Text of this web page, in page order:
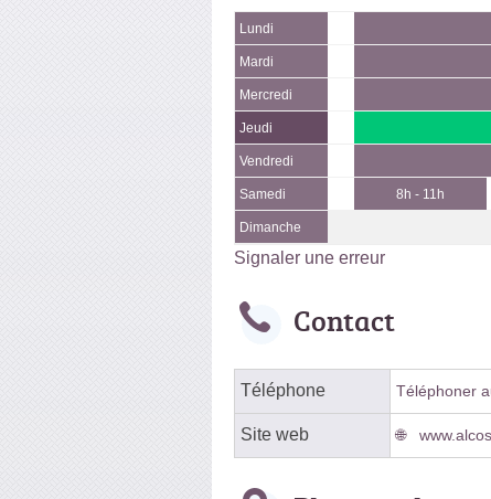
Lundi
Mardi
Mercredi
Jeudi
Vendredi
Samedi 8h - 11h
Dimanche
Signaler une erreur
Contact
Téléphone Téléphoner
Site web